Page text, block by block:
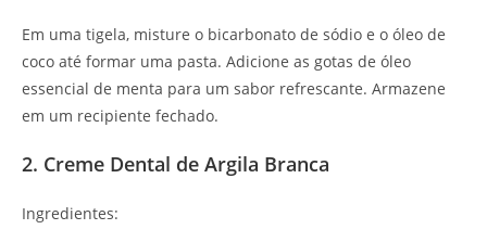
Em uma tigela, misture o bicarbonato de sódio e o óleo de
coco até formar uma pasta. Adicione as gotas de óleo
essencial de menta para um sabor refrescante. Armazene
em um recipiente fechado.
2. Creme Dental de Argila Branca
Ingredientes: